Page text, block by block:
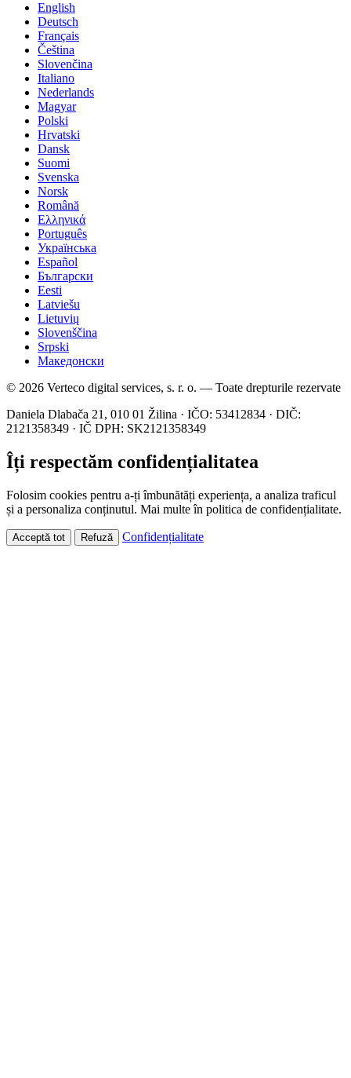
English
Deutsch
Français
Čeština
Slovenčina
Italiano
Nederlands
Magyar
Polski
Hrvatski
Dansk
Suomi
Svenska
Norsk
Română
Ελληνικά
Português
Українська
Español
Български
Eesti
Latviešu
Lietuvių
Slovenščina
Srpski
Македонски
© 2026 Verteco digital services, s. r. o. — Toate drepturile rezervate
Daniela Dlabača 21, 010 01 Žilina · IČO: 53412834 · DIČ:
2121358349 · IČ DPH: SK2121358349
Îți respectăm confidențialitatea
Folosim cookies pentru a-ți îmbunătăți experiența, a analiza traficul
și a personaliza conținutul. Mai multe în politica de confidențialitate.
Acceptă tot Refuză Confidențialitate